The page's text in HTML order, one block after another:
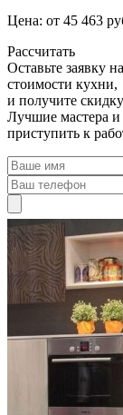
Цена: от 45 463
Рассчитать
Оставьте заявку
стоимости кухни,
и получите
Лучшие мастера
приступить к